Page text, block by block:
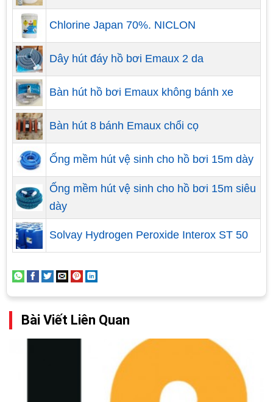
Một yếu tố cũng quan trọng nhất nhì không thể bỏ
qua đó là phương vị của hồ bơi. Theo bát quái ngũ
hành, hướng Nam đại diện cho năng lượng Hỏa.
Hai nguyên tố này sẽ tự triệt tiêu lẫn nhau, tài lộc
không cánh mà bay.
Trong khi đó, hướng Đông và Đông Nam lại thuộc
hành Mộc, đây chính là hai hướng đặc địa nhất.
Năng lượng âm của bể bơi sẽ được tính Mộc ở nơi
đây khống chế bớt.
Khi chọn thiết kế hồ bơi nên tránh đặt hồ bơi trên
sân thượng vì chúng được ví như một hồ nước lớn
đè nặng lên những người sống phía dưới nó. Trong
trong, có thể sử dụng các vách ngăn hoặc cửa
khép kín để hóa giải những luồng khí xấu.
Chlorine Japan 70%. NICLON
Dây hút đáy hồ bơi Emaux 2 da
Bàn hút hồ bơi Emaux không bánh xe
Bàn hút 8 bánh Emaux chổi cọ
Ống mềm hút vệ sinh cho hồ bơi 15m dày
Ống mềm hút vệ sinh cho hồ bơi 15m siêu
dày
Solvay Hydrogen Peroxide Interox ST 50
Bài Viết Liên Quan